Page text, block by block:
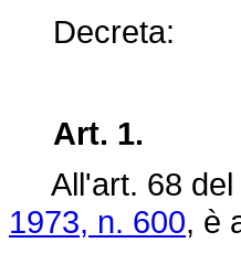
Decreta:
Art. 1.
All'art. 68 del
1973, n. 600, è